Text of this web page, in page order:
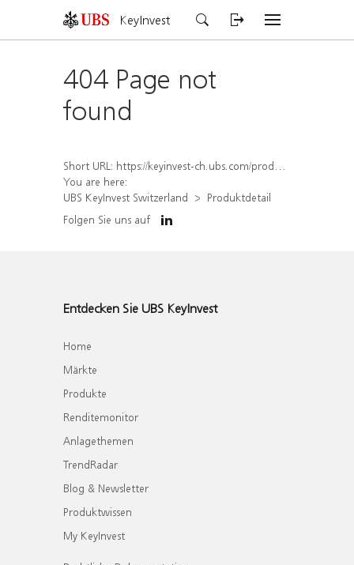
KeyInvest
404 Page not
found
Short URL: https://keyinvest-ch.ubs.com/produkt/detail/index/isin/CH1579298774
You are here:
UBS KeyInvest Switzerland
Produktdetail
Folgen Sie uns auf
Entdecken Sie UBS KeyInvest
Home
Märkte
Produkte
Renditemonitor
Anlagethemen
TrendRadar
Blog & Newsletter
Produktwissen
My KeyInvest